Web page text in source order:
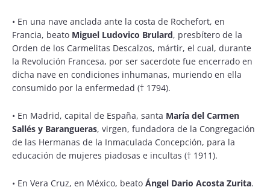
• En una nave anclada ante la costa de Rochefort, en
Francia, beato Miguel Ludovico Brulard, presbítero de la
Orden de los Carmelitas Descalzos, mártir, el cual, durante
la Revolución Francesa, por ser sacerdote fue encerrado en
dicha nave en condiciones inhumanas, muriendo en ella
consumido por la enfermedad († 1794).
• En Madrid, capital de España, santa María del Carmen
Sallés y Barangueras, virgen, fundadora de la Congregación
de las Hermanas de la Inmaculada Concepción, para la
educación de mujeres piadosas e incultas († 1911).
• En Vera Cruz, en México, beato Ángel Dario Acosta Zurita.